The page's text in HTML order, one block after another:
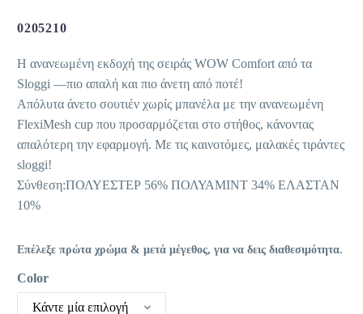
35,00 €.
είναι:
17,50 €.
0205210
Η ανανεωμένη εκδοχή της σειράς WOW Comfort από τα
Sloggi —πιο απαλή και πιο άνετη από ποτέ!
Απόλυτα άνετo σουτιέν χωρίς μπανέλα με την ανανεωμένη
FlexiMesh cup που προσαρμόζεται στο στήθος, κάνοντας
απαλότερη την εφαρμογή. Με τις καινοτόμες, μαλακές τιράντες
sloggi!
Σύνθεση:ΠΟΛΥΕΣΤΕΡ 56% ΠΟΛΥΑΜΙΝΤ 34% ΕΛΑΣΤΑΝ
10%
Επέλεξε πρώτα χρώμα & μετά μέγεθος, για να δεις διαθεσιμότητα.
Color
Κάντε μία επιλογή